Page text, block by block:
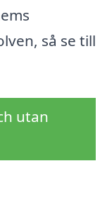
så se till
utan